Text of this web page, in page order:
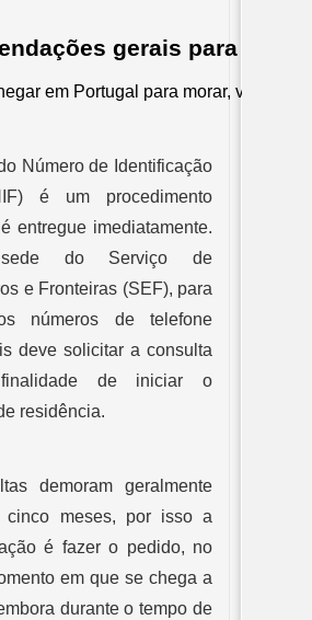
gerais para
em Portugal para morar, você
Número de Identificação
é um procedimento
entregue imediatamente.
do Serviço de
e Fronteiras (SEF), para
números de telefone
deve solicitar a consulta
de iniciar o
residência.
demoram geralmente
meses, por isso a
é fazer o pedido, no
em que se chega a
durante o tempo de